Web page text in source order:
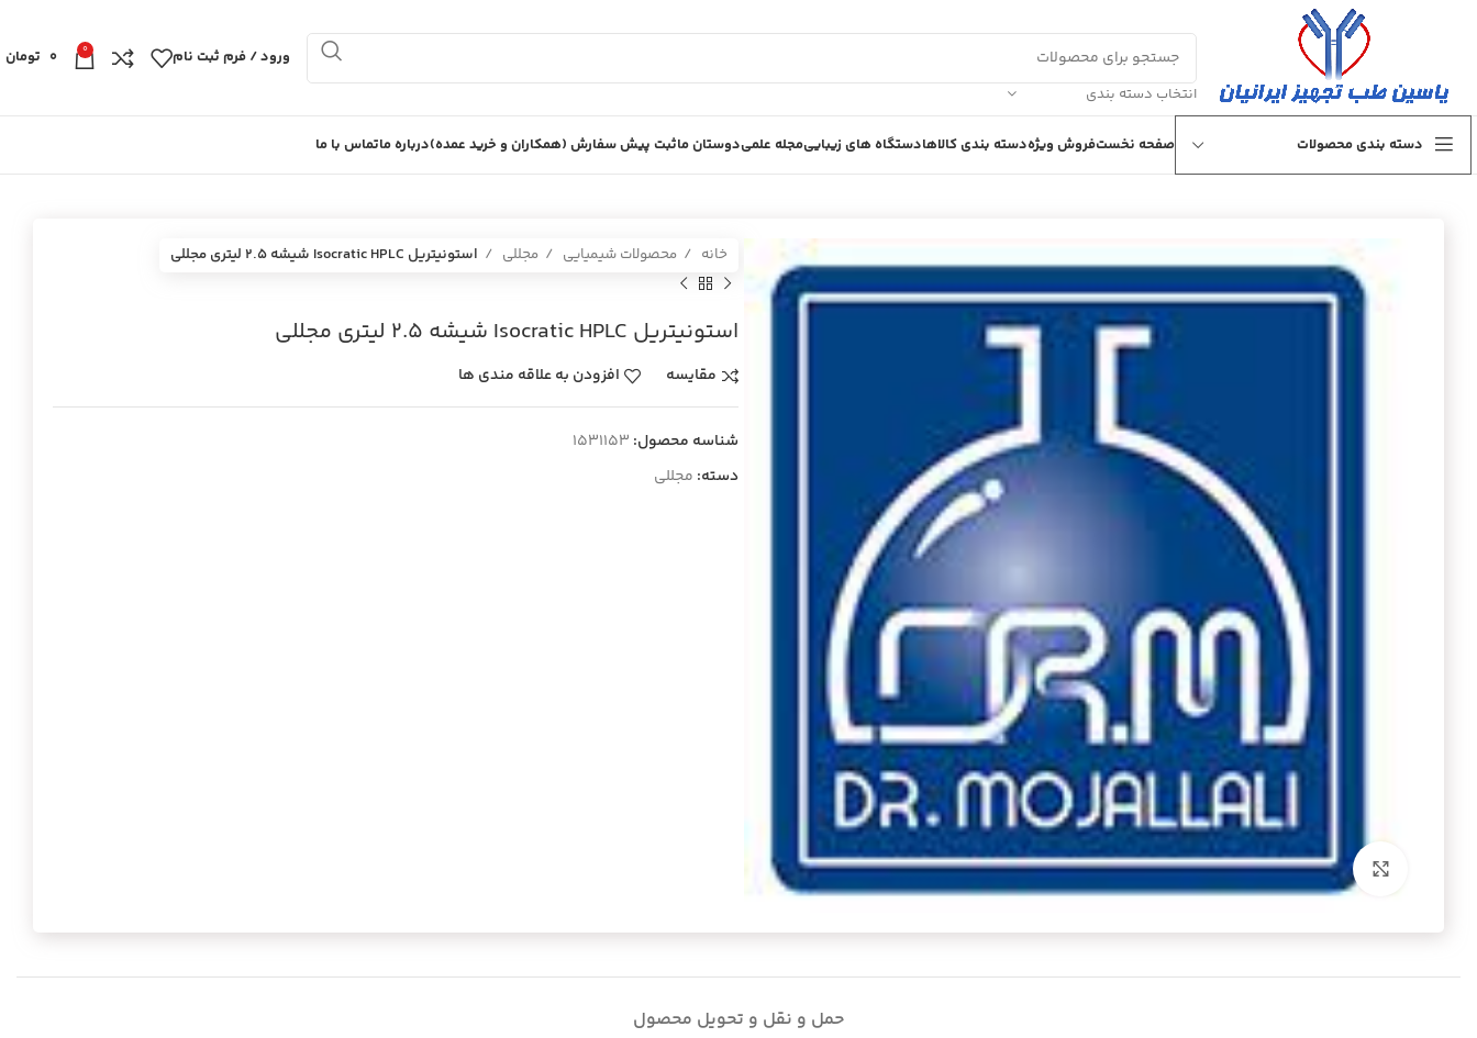
انتخاب دسته بندی
ورود / فرم ثبت نام 0
0 تومان
دسته بندی محصولات صفحه نخستفروش ویژهدسته بندی کالاهادستگاه های زیباییمجله علمیدوستان ماثبت پیش سفارش (همکاران و خرید عمده)درباره ماتماس با ما
برای بزرگنمایی کلیک کنید
خانه محصولات شیمیایی مجللی استونيتريل Isocratic HPLC شيشه 2.5 ليتري مجللي
استونيتريل Isocratic HPLC شيشه 2.5 ليتري مجللي
مقایسه افزودن به علاقه مندی ها
شناسه محصول: 1531153
دسته: مجللی
حمل و نقل و تحویل محصول